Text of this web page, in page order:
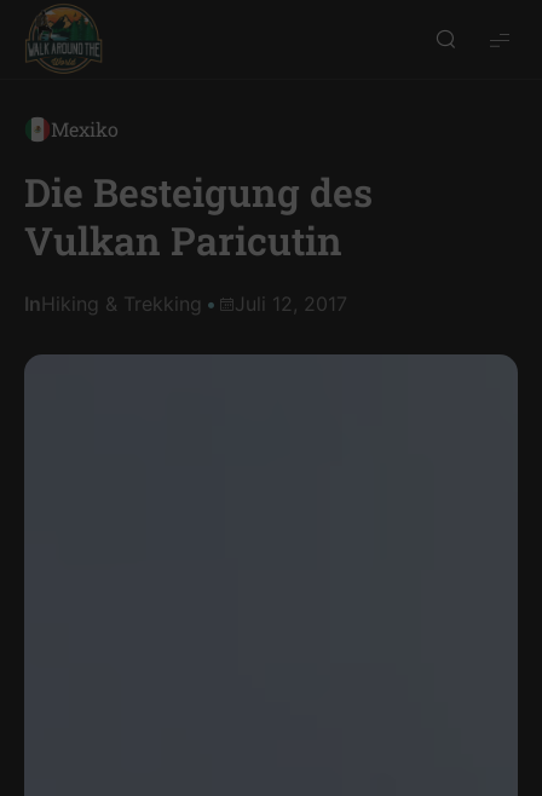
Walk
the
world
Mexiko
Die Besteigung des
Vulkan Paricutin
InHiking & Trekking Juli 12, 2017